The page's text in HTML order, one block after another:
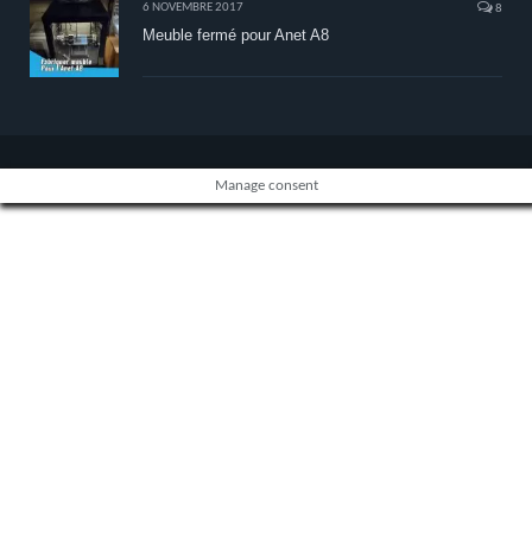
6 NOVEMBRE 2017 8
Meuble fermé pour Anet A8
Manage consent